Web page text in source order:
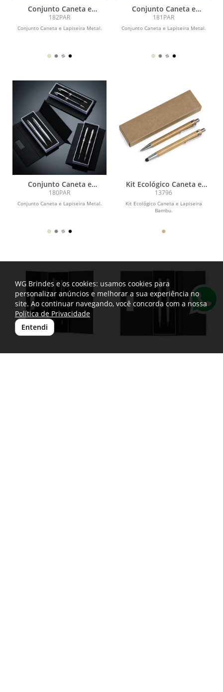
Conjunto Caneta e
Lapiseira Metal
182PAR
Conjunto Caneta e Lapiseira Metal.
Conjunto Caneta e
Lapiseira Metal
181PAR
Conjunto Caneta e Lapiseira Metal.
Conjunto Caneta e
Lapiseira Metal
180PAR
Conjunto Caneta e Lapiseira Metal.
Kit Ecológico Caneta e
Lapiseira Bambu
13796
Kit Ecológico Caneta e Lapiseira
Bambu.
WG Brindes e os cookies: usamos cookies para
personalizar anúncios e melhorar a sua experiência no
site. Ao continuar navegando, você concorda com a nossa
Política de Privacidade
Entendi